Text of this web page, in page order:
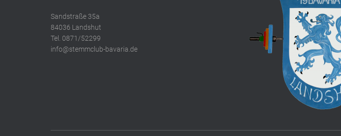
Sandstraße 35a
84036 Landshut
Tel. 0871/52299
info@stemmclub-bavaria.de